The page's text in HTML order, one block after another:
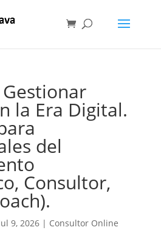
la Era Digital.
del
Consultor,
9, 2026| Consultor Online